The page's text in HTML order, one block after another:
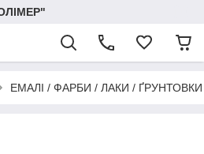
ЕМАЛІ / ФАРБИ / ЛАКИ /